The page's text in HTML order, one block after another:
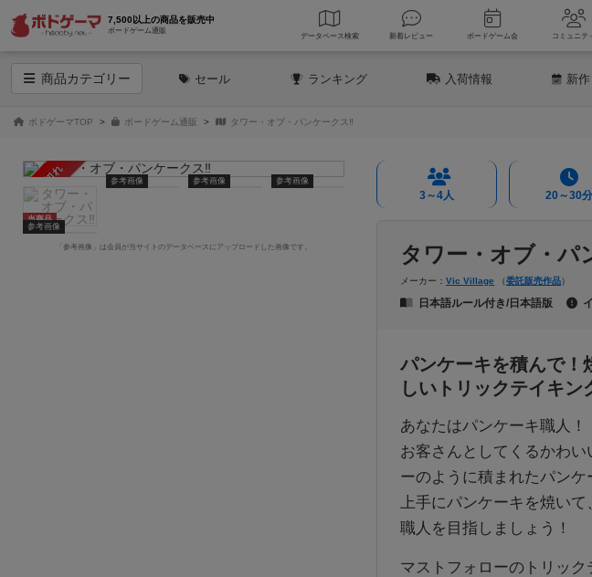
7,500以上の商品を販売中
ボードゲーム通販
データベース 検索 新着レビュー ボードゲーム会
商品カテゴリー セール ランキング 入荷情報 新作
ボドゲーマTOP ボードゲーム通販 タワー・オブ・パンケークス‼
売り切れ
当商品
参考画像 参考画像 参考画像
参考画像
「参考画像」は会員が当サイトのデータベースにアップロードした画像です。
3～4人 20～30分
タワー・オブ・パ
メーカー：Vic Village （委託販売作品）
日本語ルール付き/日本語版
パンケーキを積んで！
しいトリックテイキン
あなたはパンケーキ職人！
お客さんとしてくるかわ
ーのように積まれたパンケ
上手にパンケーキを焼い
職人を目指しましょう！
マストフォローのトリッ